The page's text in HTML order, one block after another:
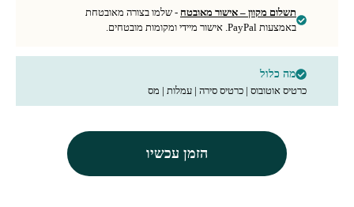
תשלום מקוון – אישור מאובטח - שלמו בצורה מאובטחת
באמצעות PayPal. אישור מיידי ומקומות מובטחים.
מה כלול
כרטיס אוטובוס | כרטיס סירה | עמלות | מס
הזמן עכשיו